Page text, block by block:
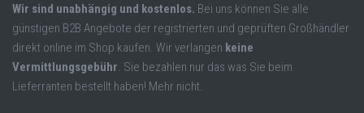
Wir sind unabhängig und kostenlos. Bei uns können Sie alle
günstigen B2B Angebote der registrierten und geprüften Großhändler
direkt online im Shop kaufen. Wir verlangen keine
Vermittlungsgebühr. Sie bezahlen nur das was Sie beim
Lieferranten bestellt haben! Mehr nicht.